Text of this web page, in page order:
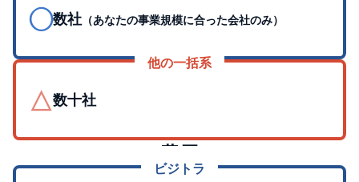
◯数社 （あなたの事業規模に合った会社のみ）
他の一括系
△数十社
費用
ビジトラ